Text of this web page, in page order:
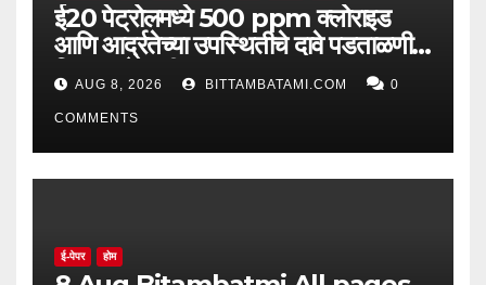
ई20 पेट्रोलमध्ये 500 ppm क्लोराइड
आणि आर्द्रतेच्या उपस्थितीचे दावे पडताळणीत
सिद्ध झाले नाहीत
AUG 8, 2026 BITTAMBATAMI.COM 0
COMMENTS
ई-पेपर होम